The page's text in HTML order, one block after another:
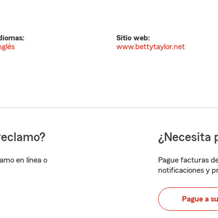
Sitio web:
www.bettytaylor.net
en línea o
¿Necesita
Pague facturas
notificaciones y
Pague a